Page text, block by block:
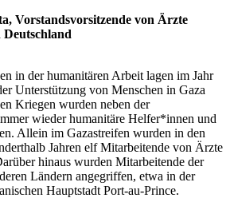
Vorstandsvorsitzende von Ärzte
Deutschland
in der humanitären Arbeit lagen im Jahr
Unterstützung von Menschen in Gaza
Kriegen wurden neben der
wieder humanitäre Helfer*innen und
Allein im Gazastreifen wurden in den
Jahren elf Mitarbeitende von Ärzte
hinaus wurden Mitarbeitende der
Ländern angegriffen, etwa in der
Hauptstadt Port-au-Prince.